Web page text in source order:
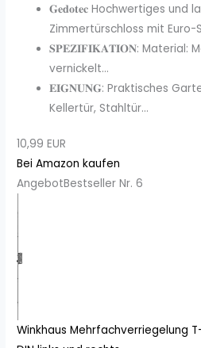
𝐆𝐞𝐝𝐨𝐭𝐞𝐜 Hochwertiges und
Zimmertürschloss mit Euro-
𝐒𝐏𝐄𝐙𝐈𝐅𝐈𝐊𝐀𝐓𝐈𝐎𝐍: Material:
vernickelt...
𝐄𝐈𝐆𝐍𝐔𝐍𝐆: Praktisches
Kellertür, Stahltür...
10,99 EUR
Bei Amazon kaufen
AngebotBestseller Nr. 6
Winkhaus Mehrfachverriegelung